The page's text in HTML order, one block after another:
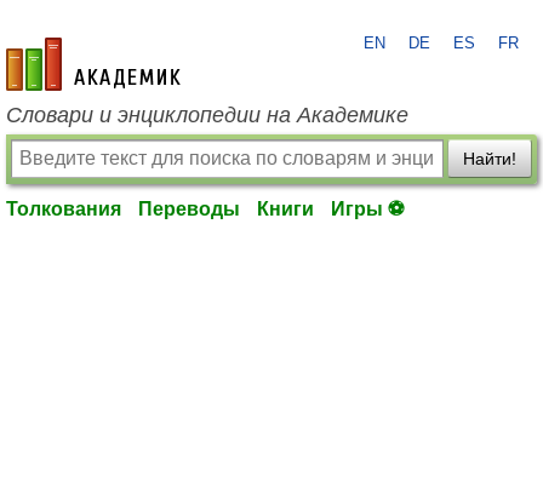
academic.ru
EN DE ES FR
Словари и энциклопедии на Академике
Найти!
Толкования Переводы Книги Игры ⚽